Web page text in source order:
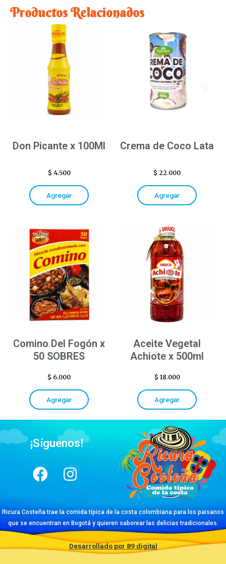
Productos Relacionados
Don Picante x 100Ml
$ 4.500
Agregar
Crema de Coco Lata
$ 22.000
Agregar
Comino Del Fogón x
50 SOBRES
$ 6.000
Agregar
Aceite Vegetal
Achiote x 500ml
$ 18.000
Agregar
¡Síguenos!
Ricura Costeña trae la comida típica de la costa colombiana para los paisanos
que se encuentran en Bogotá y quieren saborear las delicias tradicionales.
Desarrollado por 89 digital